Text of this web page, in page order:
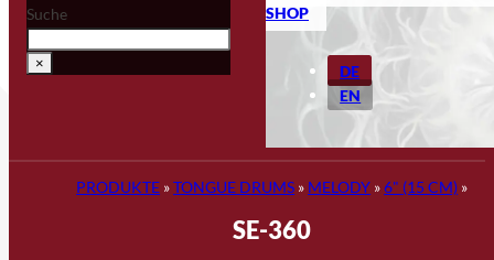
Suche
×
SHOP
DE
EN
PRODUKTE »TONGUE DRUMS » MELODY »6" (15 CM) »
SE-360